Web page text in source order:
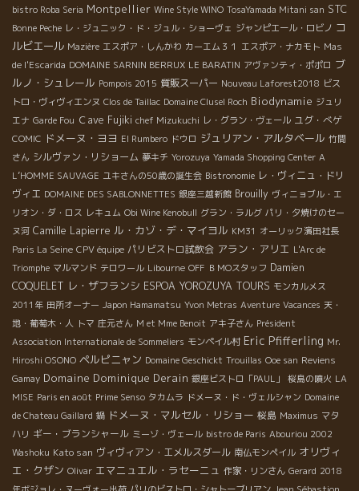
bistro Roba Seria Montpellier Wine Style WINO TosaYamada Mitani san STC
Bonne Peche レ・ジュニック・ド・ジュル・ショーヴェ ジャンピエール・ロビノ コ
ルビエール Mazière エスポア・しんかわ カーエム３１ エスポア・ナカモト Mas
de l'Escarida DOMAINE SARNIN BERRUX LE BARATIN アヴァンティ・ポポロ ブ
ルノ・シュレール Pompois 2015 質販スーパー Nouveau Laforest2018 ビス
トロ・ヴィヴィエンヌ Clos de Taillac Domaine Clusel Roch Biodynamie ジュリ
エナ Garde Fou Ｃave Fujiki chef Mizukuchi レ・グラン・ヴェール ユグ・べゲ
COMIC ドメーヌ・ヨヨ El Rumbero ドウロ ジュリアン・アルタベール 竹間
さん シルヴァン・リショーム 夢キチ Yorozuya Yamada Shopping Center A
L’HOMME SAUVAGE ユキさんの50歳の誕生会 Bistronomie レ・ヴィニュ・ドリ
ヴィエ DOMAINE DES SABLONNETTES 銀座三越新館 Brouilly ヴィニョブル・エ
リオン・ダ・ロス レキュム Obi Wine Kenobull グラン・ラルグ パリ・夕焼けのセー
ヌ河 Camille Lapierre ル・カゾ・デ・マイヨル KM31 オーリック濱田社長
Paris La Seine CPV équipe パリビストロ試飲会 アラン・アリエ L'Arc de
Triomphe マルマンド テロワール Libourne OFF ＢＭОスタッフ Damien
COQUELET レ・ザフランシ ESPOA YOROZUYA TOURS モンカルメス
2011年 田所オーナー Japon Hamamatsu Yvon Metras Aventure Vacances 天・
地・葡萄木・人 トマ 庄元さん M et Mme Benoit アキ子さん Président
Association Internationale de Sommeliers モンペイル村 Eric Pfifferling Mr.
Hiroshi OSONO ペルピニャン Domaine Geschickt Trouillas Ooe san Reviens
Gamay Domaine Dominique Derain 銀座ビストロ「PAUL」 桜島の噴火 LA
MISE Paris en août Prime Senso タカムラ ドメーヌ・ド・ヴェルシャン Domaine
de Chateau Gaillard 鍋 ドメーヌ・マルセル・リショー 桜島 Maximus マタ
ハリ ギー・ブランシャール ミーゾ・ヴェール bistro de Paris Abouriou 2002
Washoku Kato san ヴィヴィアン・エメルスダール 南仏モンペイル オリヴィ
エ・クザン Olivar エマニュエル・ラセーニュ 作家・リンさん Gerard 2018